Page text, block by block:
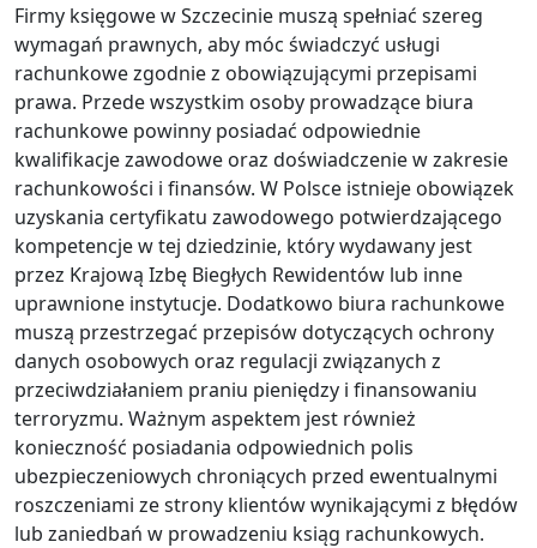
Firmy księgowe w Szczecinie muszą spełniać szereg
wymagań prawnych, aby móc świadczyć usługi
rachunkowe zgodnie z obowiązującymi przepisami
prawa. Przede wszystkim osoby prowadzące biura
rachunkowe powinny posiadać odpowiednie
kwalifikacje zawodowe oraz doświadczenie w zakresie
rachunkowości i finansów. W Polsce istnieje obowiązek
uzyskania certyfikatu zawodowego potwierdzającego
kompetencje w tej dziedzinie, który wydawany jest
przez Krajową Izbę Biegłych Rewidentów lub inne
uprawnione instytucje. Dodatkowo biura rachunkowe
muszą przestrzegać przepisów dotyczących ochrony
danych osobowych oraz regulacji związanych z
przeciwdziałaniem praniu pieniędzy i finansowaniu
terroryzmu. Ważnym aspektem jest również
konieczność posiadania odpowiednich polis
ubezpieczeniowych chroniących przed ewentualnymi
roszczeniami ze strony klientów wynikającymi z błędów
lub zaniedbań w prowadzeniu ksiąg rachunkowych.